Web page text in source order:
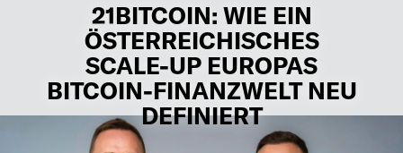
21BITCOIN: WIE EIN
ÖSTERREICHISCHES
SCALE-UP EUROPAS
BITCOIN-FINANZWELT NEU
DEFINIERT